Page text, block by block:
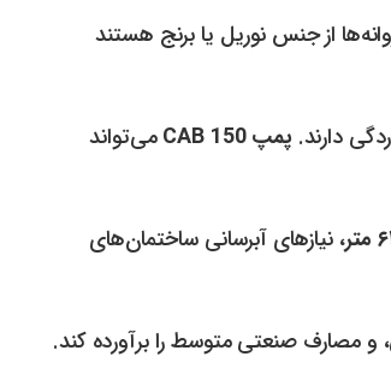
از جنس نوریل یا برنج هستند
دارند. پمپ CAB 150 می‌تواند
، نیازهای آبرسانی ساختمان‌های